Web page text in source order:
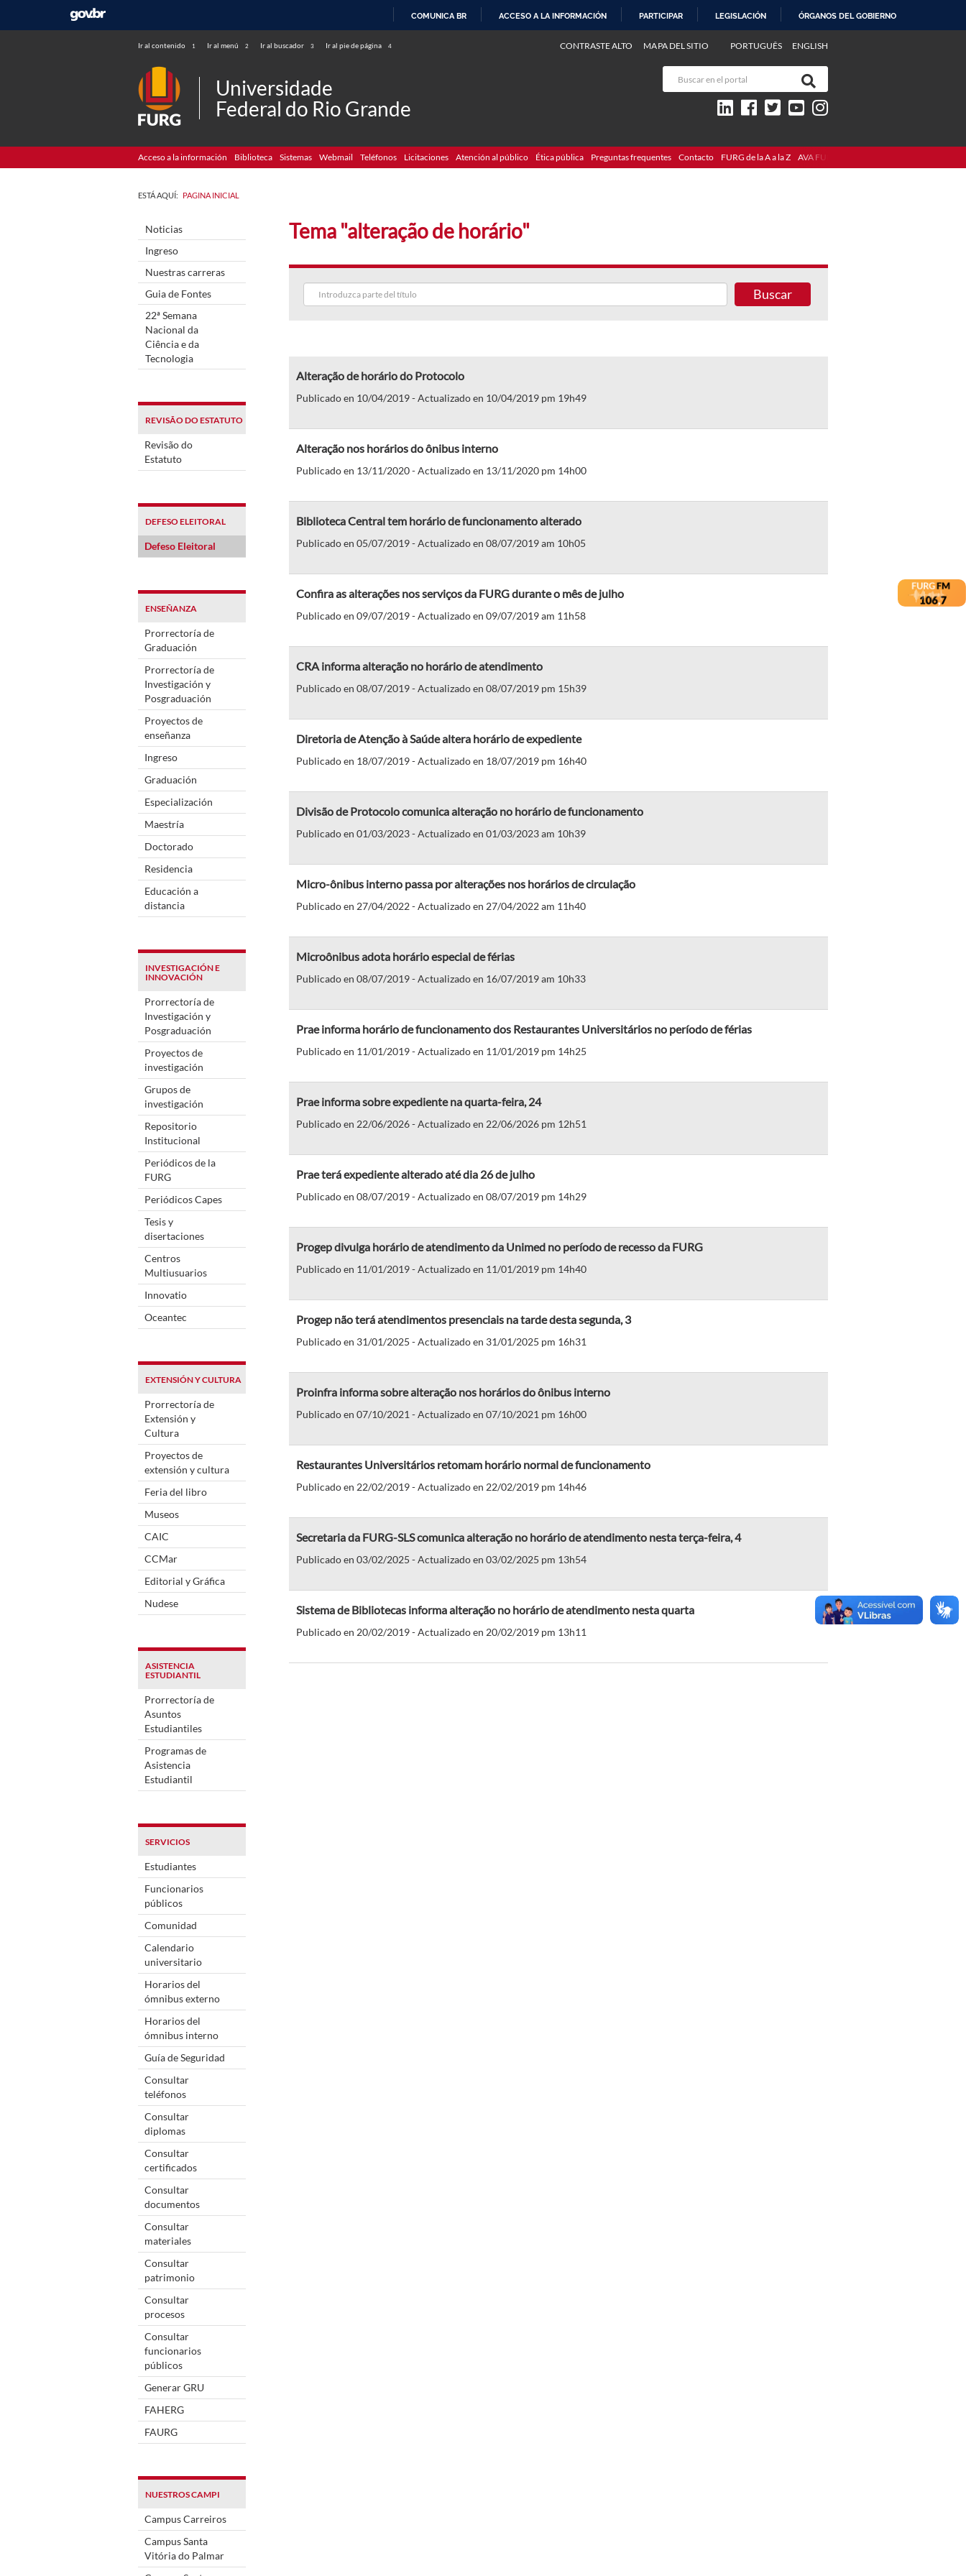
COMUNICA BR ACCESO A LA INFORMACIÓN PARTICIPAR LEGISLACIÓN ÓRGANOS DEL GOBIERNO
Ir al contenido 1 Ir al menú 2 Ir al buscador 3 Ir al pie de página 4 PORTUGUÊS ENGLISH
CONTRASTE ALTO MAPA DEL SITIO
Universidade
Federal do Rio Grande
Acceso a la información Biblioteca Sistemas Webmail Teléfonos Licitaciones Atención al público Ética pública Preguntas frequentes Contacto FURG de la A a la Z AVA FURG
ESTÁ AQUÍ: PAGINA INICIAL
Noticias
Ingreso
Nuestras carreras
Guia de Fontes
22ª Semana
Nacional da
Ciência e da
Tecnologia
REVISÃO DO ESTATUTO
Revisão do
Estatuto
DEFESO ELEITORAL
Defeso Eleitoral
ENSEÑANZA
Prorrectoría de
Graduación
Prorrectoría de
Investigación y
Posgraduación
Proyectos de
enseñanza
Ingreso
Graduación
Especialización
Maestría
Doctorado
Residencia
Educación a
distancia
INVESTIGACIÓN E
INNOVACIÓN
Prorrectoría de
Investigación y
Posgraduación
Proyectos de
investigación
Grupos de
investigación
Repositorio
Institucional
Periódicos de la
FURG
Periódicos Capes
Tesis y
disertaciones
Centros
Multiusuarios
Innovatio
Oceantec
EXTENSIÓN Y CULTURA
Prorrectoría de
Extensión y
Cultura
Proyectos de
extensión y cultura
Feria del libro
Museos
CAIC
CCMar
Editorial y Gráfica
Nudese
ASISTENCIA
ESTUDIANTIL
Prorrectoría de
Asuntos
Estudiantiles
Programas de
Asistencia
Estudiantil
SERVICIOS
Estudiantes
Funcionarios
públicos
Comunidad
Calendario
universitario
Horarios del
ómnibus externo
Horarios del
ómnibus interno
Guía de Seguridad
Consultar
teléfonos
Consultar
diplomas
Consultar
certificados
Consultar
documentos
Consultar
materiales
Consultar
patrimonio
Consultar
procesos
Consultar
funcionarios
públicos
Generar GRU
FAHERG
FAURG
NUESTROS CAMPI
Campus Carreiros
Campus Santa
Vitória do Palmar
Tema "alteração de horário"
Buscar
Alteração de horário do Protocolo
Publicado en 10/04/2019 - Actualizado en 10/04/2019 pm 19h49
Alteração nos horários do ônibus interno
Publicado en 13/11/2020 - Actualizado en 13/11/2020 pm 14h00
Biblioteca Central tem horário de funcionamento alterado
Publicado en 05/07/2019 - Actualizado en 08/07/2019 am 10h05
Confira as alterações nos serviços da FURG durante o mês de julho
Publicado en 09/07/2019 - Actualizado en 09/07/2019 am 11h58
CRA informa alteração no horário de atendimento
Publicado en 08/07/2019 - Actualizado en 08/07/2019 pm 15h39
Diretoria de Atenção à Saúde altera horário de expediente
Publicado en 18/07/2019 - Actualizado en 18/07/2019 pm 16h40
Divisão de Protocolo comunica alteração no horário de funcionamento
Publicado en 01/03/2023 - Actualizado en 01/03/2023 am 10h39
Micro-ônibus interno passa por alterações nos horários de circulação
Publicado en 27/04/2022 - Actualizado en 27/04/2022 am 11h40
Microônibus adota horário especial de férias
Publicado en 08/07/2019 - Actualizado en 16/07/2019 am 10h33
Prae informa horário de funcionamento dos Restaurantes Universitários no período de férias
Publicado en 11/01/2019 - Actualizado en 11/01/2019 pm 14h25
Prae informa sobre expediente na quarta-feira, 24
Publicado en 22/06/2026 - Actualizado en 22/06/2026 pm 12h51
Prae terá expediente alterado até dia 26 de julho
Publicado en 08/07/2019 - Actualizado en 08/07/2019 pm 14h29
Progep divulga horário de atendimento da Unimed no período de recesso da FURG
Publicado en 11/01/2019 - Actualizado en 11/01/2019 pm 14h40
Progep não terá atendimentos presenciais na tarde desta segunda, 3
Publicado en 31/01/2025 - Actualizado en 31/01/2025 pm 16h31
Proinfra informa sobre alteração nos horários do ônibus interno
Publicado en 07/10/2021 - Actualizado en 07/10/2021 pm 16h00
Restaurantes Universitários retomam horário normal de funcionamento
Publicado en 22/02/2019 - Actualizado en 22/02/2019 pm 14h46
Secretaria da FURG-SLS comunica alteração no horário de atendimento nesta terça-feira, 4
Publicado en 03/02/2025 - Actualizado en 03/02/2025 pm 13h54
Sistema de Bibliotecas informa alteração no horário de atendimento nesta quarta
Publicado en 20/02/2019 - Actualizado en 20/02/2019 pm 13h11